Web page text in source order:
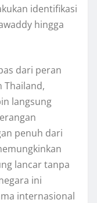
identifikasi
hingga
dari peran
Thailand,
langsung
penuh dari
lancar tanpa
ini
internasional